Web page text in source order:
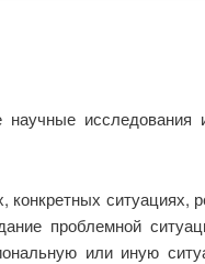
научные
конкретных ситуациях,
проблемной
или иную